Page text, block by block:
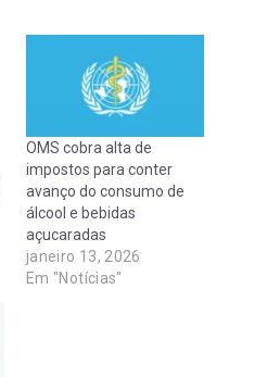
OMS cobra alta de
impostos para conter
avanço do consumo de
álcool e bebidas
açucaradas
janeiro 13, 2026
Em "Notícias"